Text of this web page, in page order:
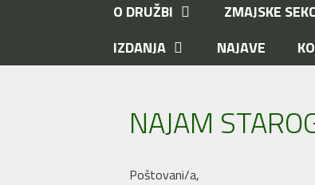
O DRUŽBI ZMAJSKE
IZDANJA
NAJAVE
NAJAM
Poštovani/a,